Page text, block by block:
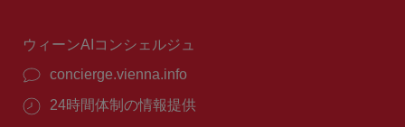
ウィーンAIコンシェルジュ
concierge.vienna.info
24時間体制の情報提供